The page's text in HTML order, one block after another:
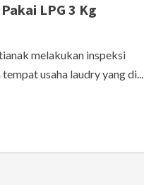
LPG 3 Kg
melakukan inspeksi
usaha laudry yang di...